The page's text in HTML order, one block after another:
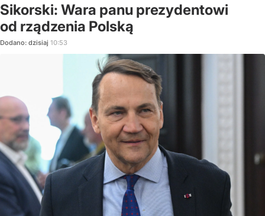
Sikorski: Wara panu prezydentowi
od rządzenia Polską
Dodano: dzisiaj 10:53